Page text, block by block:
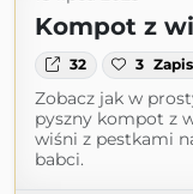
Kompot z
32 3
Zobacz jak w
pyszny kompot z
wiśni z pestkami
babci.